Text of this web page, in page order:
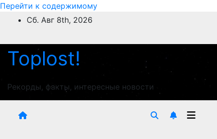
Перейти к содержимому
Сб. Авг 8th, 2026
Toplost!
Рекорды, факты, интересные новости